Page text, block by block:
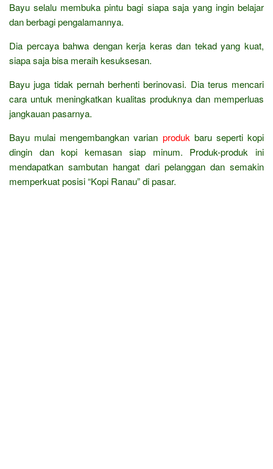
Bayu selalu membuka pintu bagi siapa saja yang ingin belajar
dan berbagi pengalamannya.
Dia percaya bahwa dengan kerja keras dan tekad yang kuat,
siapa saja bisa meraih kesuksesan.
Bayu juga tidak pernah berhenti berinovasi. Dia terus mencari
cara untuk meningkatkan kualitas produknya dan memperluas
jangkauan pasarnya.
Bayu mulai mengembangkan varian produk baru seperti kopi
dingin dan kopi kemasan siap minum. Produk-produk ini
mendapatkan sambutan hangat dari pelanggan dan semakin
memperkuat posisi “Kopi Ranau” di pasar.